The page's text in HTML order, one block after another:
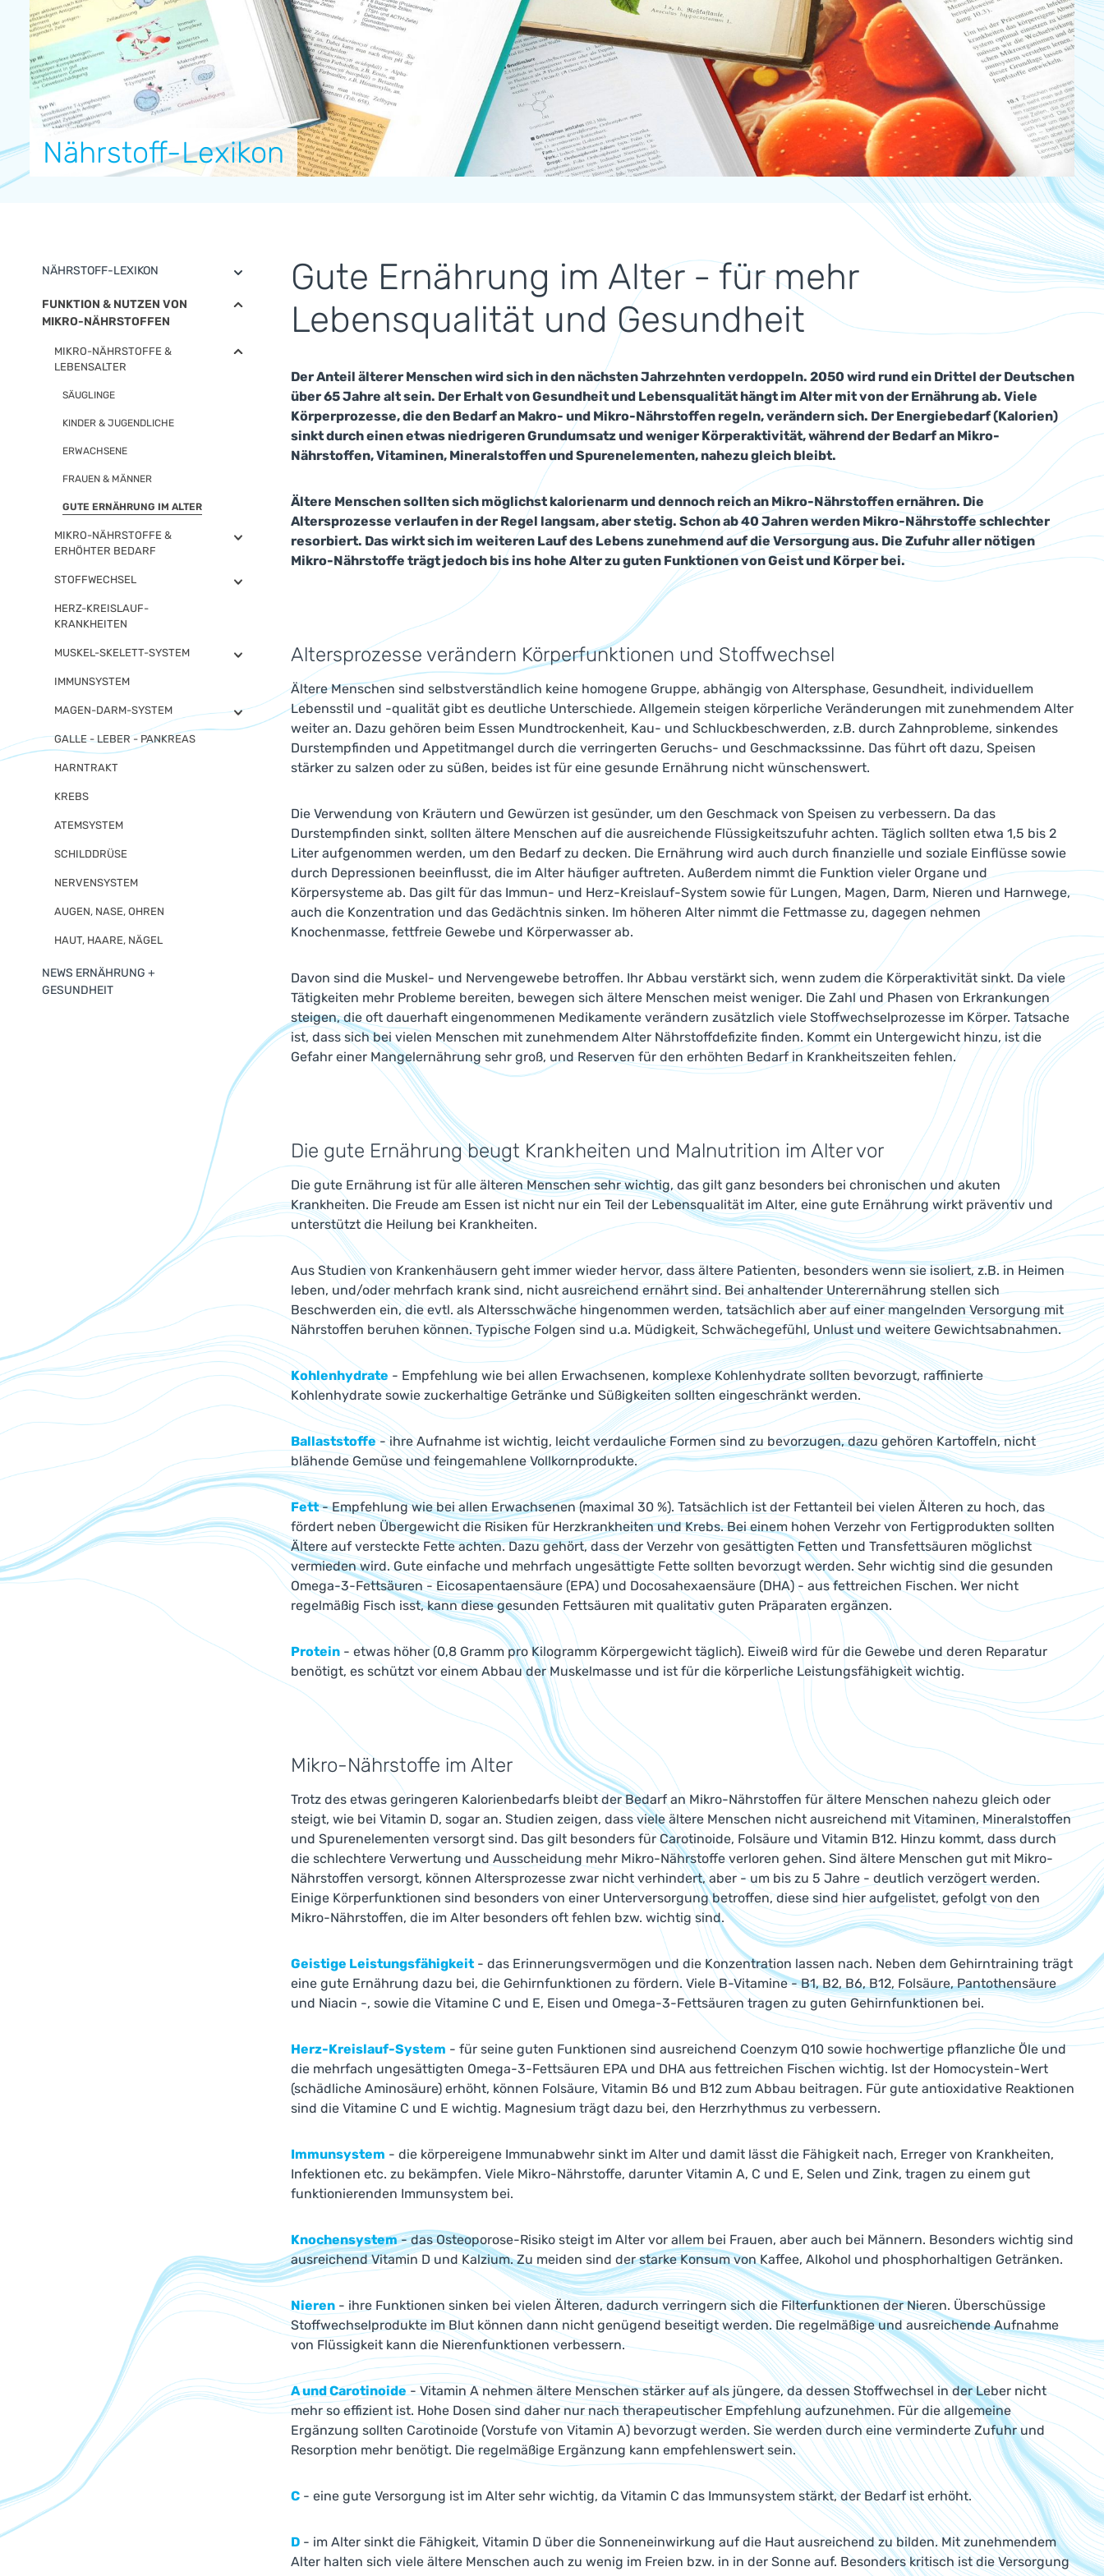
Nährstoff-Lexikon
NÄHRSTOFF-LEXIKON
FUNKTION & NUTZEN VON
MIKRO-NÄHRSTOFFEN
MIKRO-NÄHRSTOFFE &
LEBENSALTER
SÄUGLINGE
KINDER & JUGENDLICHE
ERWACHSENE
FRAUEN & MÄNNER
GUTE ERNÄHRUNG IM ALTER
MIKRO-NÄHRSTOFFE &
ERHÖHTER BEDARF
STOFFWECHSEL
HERZ-KREISLAUF-
KRANKHEITEN
MUSKEL-SKELETT-SYSTEM
IMMUNSYSTEM
MAGEN-DARM-SYSTEM
GALLE - LEBER - PANKREAS
HARNTRAKT
KREBS
ATEMSYSTEM
SCHILDDRÜSE
NERVENSYSTEM
AUGEN, NASE, OHREN
HAUT, HAARE, NÄGEL
NEWS ERNÄHRUNG +
GESUNDHEIT
Gute Ernährung im Alter - für mehr
Lebensqualität und Gesundheit
Der Anteil älterer Menschen wird sich in den nächsten Jahrzehnten verdoppeln. 2050 wird rund ein Drittel der Deutschen
über 65 Jahre alt sein. Der Erhalt von Gesundheit und Lebensqualität hängt im Alter mit von der Ernährung ab. Viele
Körperprozesse, die den Bedarf an Makro- und Mikro-Nährstoffen regeln, verändern sich. Der Energiebedarf (Kalorien)
sinkt durch einen etwas niedrigeren Grundumsatz und weniger Körperaktivität, während der Bedarf an Mikro-
Nährstoffen, Vitaminen, Mineralstoffen und Spurenelementen, nahezu gleich bleibt.
Ältere Menschen sollten sich möglichst kalorienarm und dennoch reich an Mikro-Nährstoffen ernähren. Die
Altersprozesse verlaufen in der Regel langsam, aber stetig. Schon ab 40 Jahren werden Mikro-Nährstoffe schlechter
resorbiert. Das wirkt sich im weiteren Lauf des Lebens zunehmend auf die Versorgung aus. Die Zufuhr aller nötigen
Mikro-Nährstoffe trägt jedoch bis ins hohe Alter zu guten Funktionen von Geist und Körper bei.
Altersprozesse verändern Körperfunktionen und Stoffwechsel
Ältere Menschen sind selbstverständlich keine homogene Gruppe, abhängig von Altersphase, Gesundheit, individuellem
Lebensstil und -qualität gibt es deutliche Unterschiede. Allgemein steigen körperliche Veränderungen mit zunehmendem Alter
weiter an. Dazu gehören beim Essen Mundtrockenheit, Kau- und Schluckbeschwerden, z.B. durch Zahnprobleme, sinkendes
Durstempfinden und Appetitmangel durch die verringerten Geruchs- und Geschmackssinne. Das führt oft dazu, Speisen
stärker zu salzen oder zu süßen, beides ist für eine gesunde Ernährung nicht wünschenswert.
Die Verwendung von Kräutern und Gewürzen ist gesünder, um den Geschmack von Speisen zu verbessern. Da das
Durstempfinden sinkt, sollten ältere Menschen auf die ausreichende Flüssigkeitszufuhr achten. Täglich sollten etwa 1,5 bis 2
Liter aufgenommen werden, um den Bedarf zu decken. Die Ernährung wird auch durch finanzielle und soziale Einflüsse sowie
durch Depressionen beeinflusst, die im Alter häufiger auftreten. Außerdem nimmt die Funktion vieler Organe und
Körpersysteme ab. Das gilt für das Immun- und Herz-Kreislauf-System sowie für Lungen, Magen, Darm, Nieren und Harnwege,
auch die Konzentration und das Gedächtnis sinken. Im höheren Alter nimmt die Fettmasse zu, dagegen nehmen
Knochenmasse, fettfreie Gewebe und Körperwasser ab.
Davon sind die Muskel- und Nervengewebe betroffen. Ihr Abbau verstärkt sich, wenn zudem die Körperaktivität sinkt. Da viele
Tätigkeiten mehr Probleme bereiten, bewegen sich ältere Menschen meist weniger. Die Zahl und Phasen von Erkrankungen
steigen, die oft dauerhaft eingenommenen Medikamente verändern zusätzlich viele Stoffwechselprozesse im Körper. Tatsache
ist, dass sich bei vielen Menschen mit zunehmendem Alter Nährstoffdefizite finden. Kommt ein Untergewicht hinzu, ist die
Gefahr einer Mangelernährung sehr groß, und Reserven für den erhöhten Bedarf in Krankheitszeiten fehlen.
Die gute Ernährung beugt Krankheiten und Malnutrition im Alter vor
Die gute Ernährung ist für alle älteren Menschen sehr wichtig, das gilt ganz besonders bei chronischen und akuten
Krankheiten. Die Freude am Essen ist nicht nur ein Teil der Lebensqualität im Alter, eine gute Ernährung wirkt präventiv und
unterstützt die Heilung bei Krankheiten.
Aus Studien von Krankenhäusern geht immer wieder hervor, dass ältere Patienten, besonders wenn sie isoliert, z.B. in Heimen
leben, und/oder mehrfach krank sind, nicht ausreichend ernährt sind. Bei anhaltender Unterernährung stellen sich
Beschwerden ein, die evtl. als Altersschwäche hingenommen werden, tatsächlich aber auf einer mangelnden Versorgung mit
Nährstoffen beruhen können. Typische Folgen sind u.a. Müdigkeit, Schwächegefühl, Unlust und weitere Gewichtsabnahmen.
Kohlenhydrate - Empfehlung wie bei allen Erwachsenen, komplexe Kohlenhydrate sollten bevorzugt, raffinierte
Kohlenhydrate sowie zuckerhaltige Getränke und Süßigkeiten sollten eingeschränkt werden.
Ballaststoffe- ihre Aufnahme ist wichtig, leicht verdauliche Formen sind zu bevorzugen, dazu gehören Kartoffeln, nicht
blähende Gemüse und feingemahlene Vollkornprodukte.
Fett- Empfehlung wie bei allen Erwachsenen (maximal 30 %). Tatsächlich ist der Fettanteil bei vielen Älteren zu hoch, das
fördert neben Übergewicht die Risiken für Herzkrankheiten und Krebs. Bei einem hohen Verzehr von Fertigprodukten sollten
Ältere auf versteckte Fette achten. Dazu gehört, dass der Verzehr von gesättigten Fetten und Transfettsäuren möglichst
vermieden wird. Gute einfache und mehrfach ungesättigte Fette sollten bevorzugt werden. Sehr wichtig sind die gesunden
Omega-3-Fettsäuren - Eicosapentaensäure (EPA) und Docosahexaensäure (DHA) - aus fettreichen Fischen. Wer nicht
regelmäßig Fisch isst, kann diese gesunden Fettsäuren mit qualitativ guten Präparaten ergänzen.
Protein - etwas höher (0,8 Gramm pro Kilogramm Körpergewicht täglich). Eiweiß wird für die Gewebe und deren Reparatur
benötigt, es schützt vor einem Abbau der Muskelmasse und ist für die körperliche Leistungsfähigkeit wichtig.
Mikro-Nährstoffe im Alter
Trotz des etwas geringeren Kalorienbedarfs bleibt der Bedarf an Mikro-Nährstoffen für ältere Menschen nahezu gleich oder
steigt, wie bei Vitamin D, sogar an. Studien zeigen, dass viele ältere Menschen nicht ausreichend mit Vitaminen, Mineralstoffen
und Spurenelementen versorgt sind. Das gilt besonders für Carotinoide, Folsäure und Vitamin B12. Hinzu kommt, dass durch
die schlechtere Verwertung und Ausscheidung mehr Mikro-Nährstoffe verloren gehen. Sind ältere Menschen gut mit Mikro-
Nährstoffen versorgt, können Altersprozesse zwar nicht verhindert, aber - um bis zu 5 Jahre - deutlich verzögert werden.
Einige Körperfunktionen sind besonders von einer Unterversorgung betroffen, diese sind hier aufgelistet, gefolgt von den
Mikro-Nährstoffen, die im Alter besonders oft fehlen bzw. wichtig sind.
Geistige Leistungsfähigkeit - das Erinnerungsvermögen und die Konzentration lassen nach. Neben dem Gehirntraining trägt
eine gute Ernährung dazu bei, die Gehirnfunktionen zu fördern. Viele B-Vitamine - B1, B2, B6, B12, Folsäure, Pantothensäure
und Niacin -, sowie die Vitamine C und E, Eisen und Omega-3-Fettsäuren tragen zu guten Gehirnfunktionen bei.
Herz-Kreislauf-System - für seine guten Funktionen sind ausreichend Coenzym Q10 sowie hochwertige pflanzliche Öle und
die mehrfach ungesättigten Omega-3-Fettsäuren EPA und DHA aus fettreichen Fischen wichtig. Ist der Homocystein-Wert
(schädliche Aminosäure) erhöht, können Folsäure, Vitamin B6 und B12 zum Abbau beitragen. Für gute antioxidative Reaktionen
sind die Vitamine C und E wichtig. Magnesium trägt dazu bei, den Herzrhythmus zu verbessern.
Immunsystem - die körpereigene Immunabwehr sinkt im Alter und damit lässt die Fähigkeit nach, Erreger von Krankheiten,
Infektionen etc. zu bekämpfen. Viele Mikro-Nährstoffe, darunter Vitamin A, C und E, Selen und Zink, tragen zu einem gut
funktionierenden Immunsystem bei.
Knochensystem- das Osteoporose-Risiko steigt im Alter vor allem bei Frauen, aber auch bei Männern. Besonders wichtig sind
ausreichend Vitamin D und Kalzium. Zu meiden sind der starke Konsum von Kaffee, Alkohol und phosphorhaltigen Getränken.
Nieren - ihre Funktionen sinken bei vielen Älteren, dadurch verringern sich die Filterfunktionen der Nieren. Überschüssige
Stoffwechselprodukte im Blut können dann nicht genügend beseitigt werden. Die regelmäßige und ausreichende Aufnahme
von Flüssigkeit kann die Nierenfunktionen verbessern.
A und Carotinoide- Vitamin A nehmen ältere Menschen stärker auf als jüngere, da dessen Stoffwechsel in der Leber nicht
mehr so effizient ist. Hohe Dosen sind daher nur nach therapeutischer Empfehlung aufzunehmen. Für die allgemeine
Ergänzung sollten Carotinoide (Vorstufe von Vitamin A) bevorzugt werden. Sie werden durch eine verminderte Zufuhr und
Resorption mehr benötigt. Die regelmäßige Ergänzung kann empfehlenswert sein.
C - eine gute Versorgung ist im Alter sehr wichtig, da Vitamin C das Immunsystem stärkt, der Bedarf ist erhöht.
D - im Alter sinkt die Fähigkeit, Vitamin D über die Sonneneinwirkung auf die Haut ausreichend zu bilden. Mit zunehmendem
Alter halten sich viele ältere Menschen auch zu wenig im Freien bzw. in in der Sonne auf. Besonders kritisch ist die Versorgung